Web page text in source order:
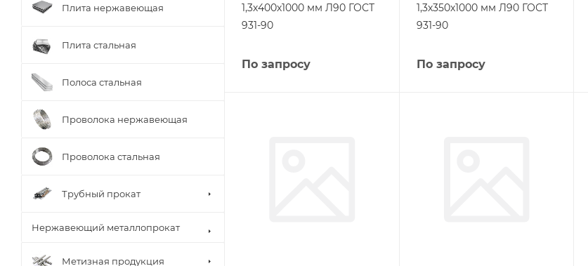
1,3х400х1000 мм Л90 ГОСТ
931-90
По запросу
1,3х350х1000 мм Л90 ГОСТ
931-90
По запросу
Плита нержавеющая
Плита стальная
Полоса стальная
Проволока нержавеющая
Проволока стальная
Трубный прокат
Нержавеющий металлопрокат
Метизная продукция